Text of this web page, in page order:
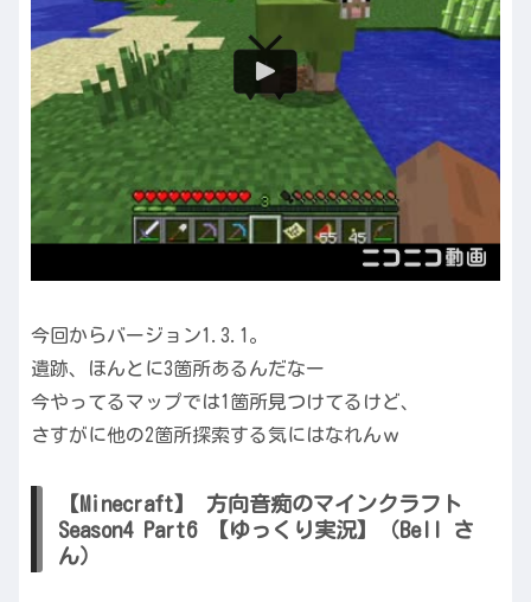
今回からバージョン1.3.1。
遺跡、ほんとに3箇所あるんだなー
今やってるマップでは1箇所見つけてるけど、
さすがに他の2箇所探索する気にはなれんｗ
【Minecraft】 方向音痴のマインクラフト
Season4 Part6 【ゆっくり実況】（Bell さ
ん）